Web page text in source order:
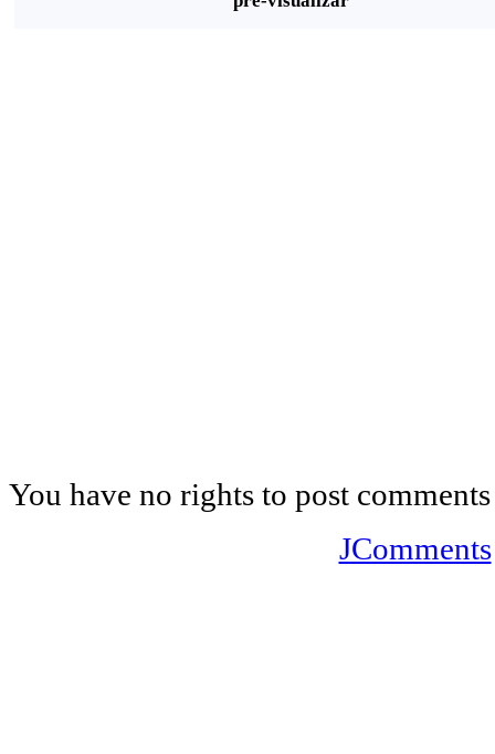
You have no rights to post comments
JComments